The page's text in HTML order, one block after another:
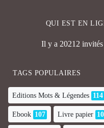
QUI EST EN
Il y a 20212
TAGS POPULAIRES
Editions Mots & Légendes 114
Ebook 107 Livre papier